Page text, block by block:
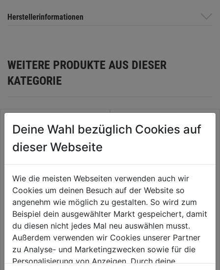
Herstellerinformationen
WEITERE PRODUKTE AUS DIESER
KATEGORIE
Drucksprühgerät Veris 5l
0.0 (0)
0.0
62,99€
Drucksprühgerät Primer 5l
0.0 (0)
62,99€
Deine Wahl bezüglich Cookies auf
dieser Webseite
Wie die meisten Webseiten verwenden auch wir
Cookies um deinen Besuch auf der Website so
angenehm wie möglich zu gestalten. So wird zum
Beispiel dein ausgewählter Markt gespeichert, damit
du diesen nicht jedes Mal neu auswählen musst.
Außerdem verwenden wir Cookies unserer Partner
zu Analyse- und Marketingzwecken sowie für die
Personalisierung von Anzeigen. Durch deine